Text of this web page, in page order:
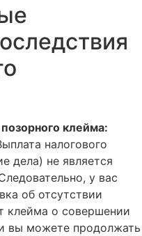
клейма:
налогового
дела) не является
у вас
об отсутствии
клейма о совершении
вы можете продолжать